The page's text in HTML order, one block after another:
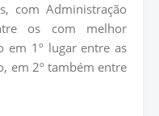
com Administração
os com melhor
em 1º lugar entre as
em 2º também entre